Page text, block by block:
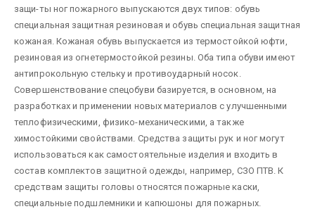
защи-ты ног пожарного выпускаются двух типов: обувь
специальная защитная резиновая и обувь специальная защитная
кожаная. Кожаная обувь выпускается из термостойкой юфти,
резиновая из огнетермостойкой резины. Оба типа обуви имеют
антипрокольную стельку и противоударный носок.
Совершенствование спецобуви базируется, в основном, на
разработках и применении новых материалов с улучшенными
теплофизическими, физико-механическими, а также
химостойкими свойствами. Средства защиты рук и ног могут
использоваться как самостоятельные изделия и входить в
состав комплектов защитной одежды, например, СЗО ПТВ. К
средствам защиты головы относятся пожарные каски,
специальные подшлемники и капюшоны для пожарных.